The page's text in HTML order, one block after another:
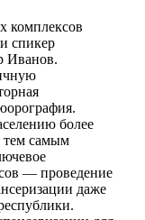
комплексов
спикер
Иванов.
более
тем самым
— проведение
даже